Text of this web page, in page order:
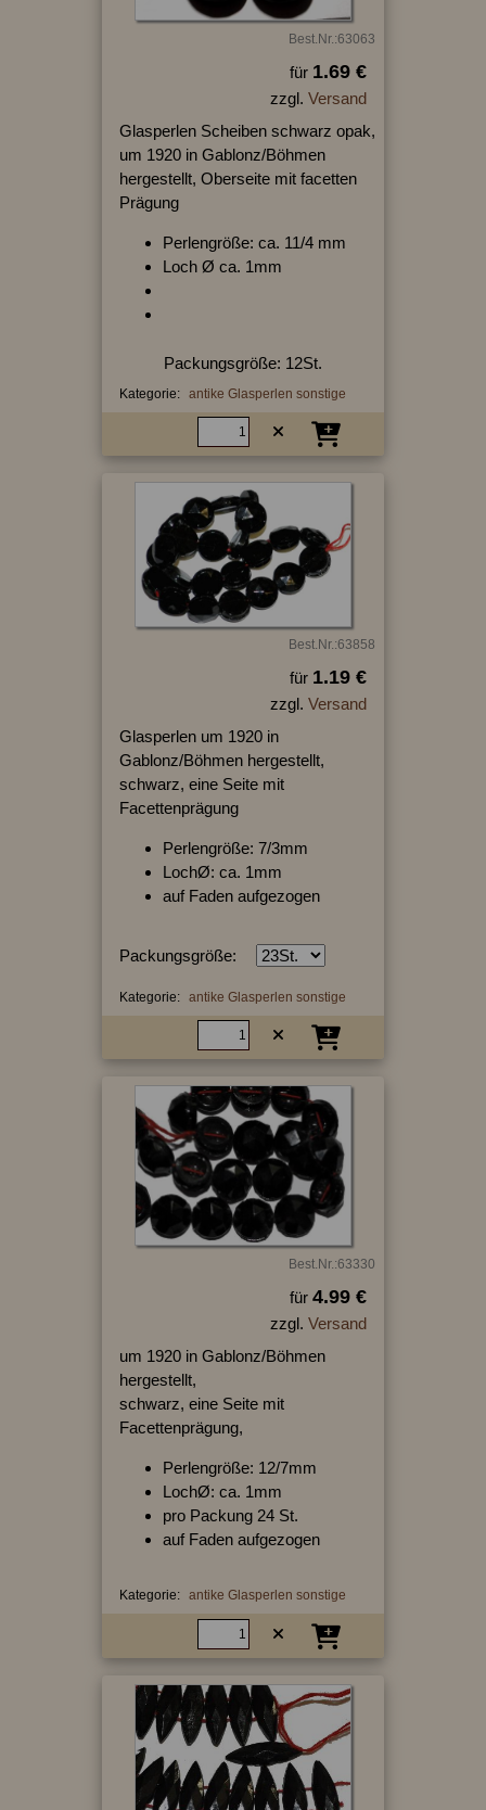
Best.Nr.:63063
für 1.69 €
zzgl. Versand
Glasperlen Scheiben schwarz opak,
um 1920 in Gablonz/Böhmen
hergestellt, Oberseite mit facetten
Prägung
Perlengröße: ca. 11/4 mm
Loch Ø ca. 1mm
Packungsgröße: 12St.
Kategorie: antike Glasperlen sonstige
Best.Nr.:63858
für 1.19 €
zzgl. Versand
Glasperlen um 1920 in
Gablonz/Böhmen hergestellt,
schwarz, eine Seite mit
Facettenprägung
Perlengröße: 7/3mm
LochØ: ca. 1mm
auf Faden aufgezogen
Packungsgröße:
Kategorie: antike Glasperlen sonstige
Best.Nr.:63330
für 4.99 €
zzgl. Versand
um 1920 in Gablonz/Böhmen
hergestellt,
schwarz, eine Seite mit
Facettenprägung,
Perlengröße: 12/7mm
LochØ: ca. 1mm
pro Packung 24 St.
auf Faden aufgezogen
Kategorie: antike Glasperlen sonstige